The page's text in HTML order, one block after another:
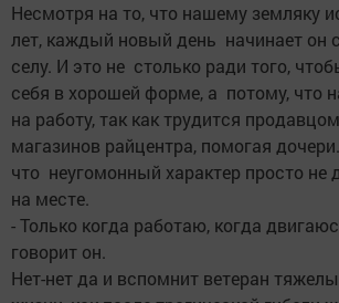
Несмотря на то, что нашему земляку
лет, каждый новый день начинает он
селу. И это не столько ради того,
себя в хорошей форме, а потому, что
на работу, так как трудится
магазинов райцентра, помогая
что неугомонный характер просто не
на месте.
- Только когда работаю, когда
говорит он.
Нет-нет да и вспомнит ветеран